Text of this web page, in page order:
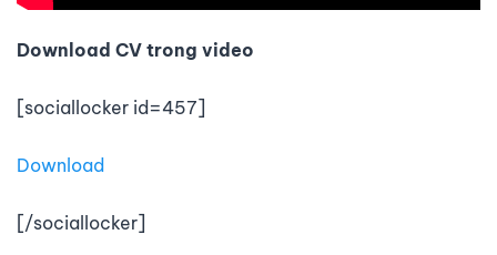
Download CV trong video
[sociallocker id=457]
Download
[/sociallocker]